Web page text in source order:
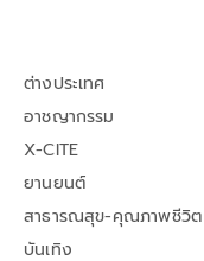
ต่างประเทศ
อาชญากรรม
X-CITE
ยานยนต์
สาธารณสุข-คุณภาพชีวิต
บันเทิง